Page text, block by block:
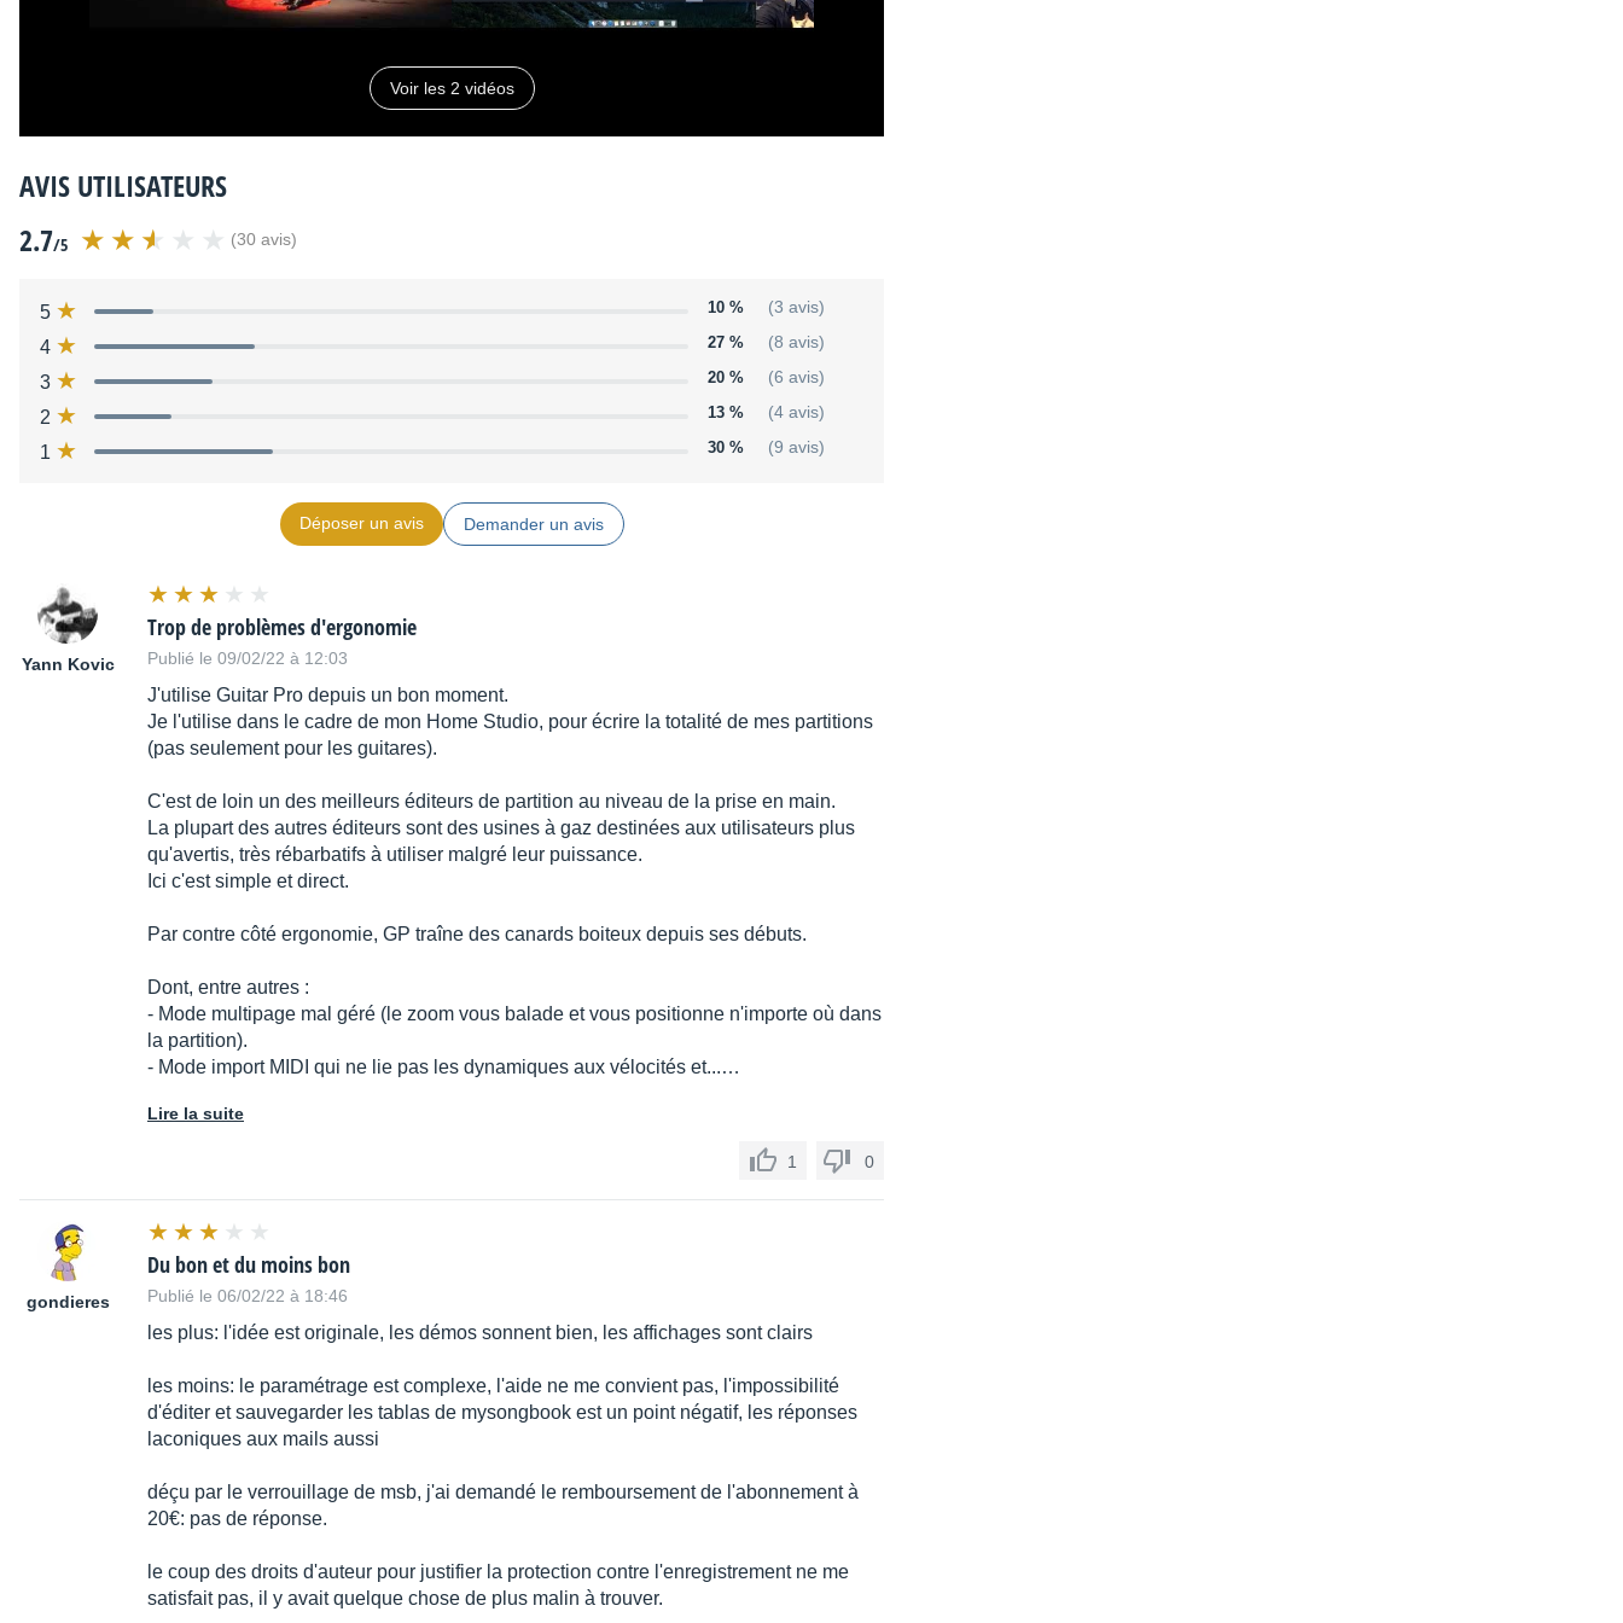
Voir les 2 vidéos
AVIS UTILISATEURS
2.7/5 (30 avis)
5 10 % (3 avis)
4 27 % (8 avis)
3 20 % (6 avis)
2 13 % (4 avis)
1 30 % (9 avis)
Déposer un avis Demander un avis
Yann Kovic
Trop de problèmes d'ergonomie
Publié le 09/02/22 à 12:03
J'utilise Guitar Pro depuis un bon moment.
Je l'utilise dans le cadre de mon Home Studio, pour écrire la totalité de mes partitions
(pas seulement pour les guitares).
C'est de loin un des meilleurs éditeurs de partition au niveau de la prise en main.
La plupart des autres éditeurs sont des usines à gaz destinées aux utilisateurs plus
qu'avertis, très rébarbatifs à utiliser malgré leur puissance.
Ici c'est simple et direct.
Par contre côté ergonomie, GP traîne des canards boiteux depuis ses débuts.
Dont, entre autres :
- Mode multipage mal géré (le zoom vous balade et vous positionne n'importe où dans
la partition).
- Mode import MIDI qui ne lie pas les dynamiques aux vélocités et...…
Lire la suite
1 0
gondieres
Du bon et du moins bon
Publié le 06/02/22 à 18:46
les plus: l'idée est originale, les démos sonnent bien, les affichages sont clairs
les moins: le paramétrage est complexe, l'aide ne me convient pas, l'impossibilité
d'éditer et sauvegarder les tablas de mysongbook est un point négatif, les réponses
laconiques aux mails aussi
déçu par le verrouillage de msb, j'ai demandé le remboursement de l'abonnement à
20€: pas de réponse.
le coup des droits d'auteur pour justifier la protection contre l'enregistrement ne me
satisfait pas, il y avait quelque chose de plus malin à trouver.